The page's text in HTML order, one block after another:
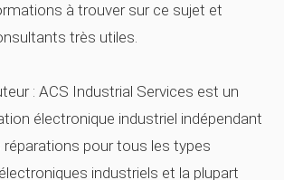
à trouver sur ce sujet et
très utiles.
: ACS Industrial Services est un
électronique industriel indépendant
pour tous les types
industriels et la plupart